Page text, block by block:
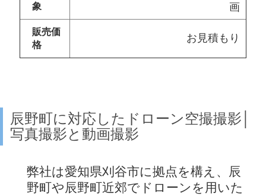
象
画
販売価
格
お見積もり
辰野町に対応したドローン空撮撮影│
写真撮影と動画撮影
弊社は愛知県刈谷市に拠点を構え、辰
野町や辰野町近郊でドローンを用いた